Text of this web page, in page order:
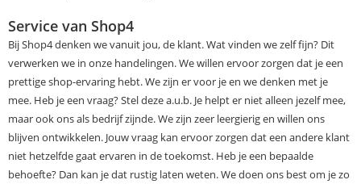
Service van Shop4
Bij Shop4 denken we vanuit jou, de klant. Wat vinden we zelf fijn? Dit
verwerken we in onze handelingen. We willen ervoor zorgen dat je een
prettige shop-ervaring hebt. We zijn er voor je en we denken met je
mee. Heb je een vraag? Stel deze a.u.b. Je helpt er niet alleen jezelf mee,
maar ook ons als bedrijf zijnde. We zijn zeer leergierig en willen ons
blijven ontwikkelen. Jouw vraag kan ervoor zorgen dat een andere klant
niet hetzelfde gaat ervaren in de toekomst. Heb je een bepaalde
behoefte? Dan kan je dat rustig laten weten. We doen ons best om je zo